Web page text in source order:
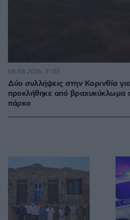
Δύο συλλήψεις στην Κορινθία
προκλήθηκε από βραχυκύκλωμα
πάρκο
08.08.2026, 21:05